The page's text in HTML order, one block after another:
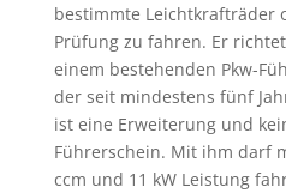
bestimmte Leichtkrafträder
Prüfung zu fahren. Er
einem bestehenden Pkw-
der seit mindestens fünf
ist eine Erweiterung und
Führerschein. Mit ihm darf
ccm und 11 kW Leistung